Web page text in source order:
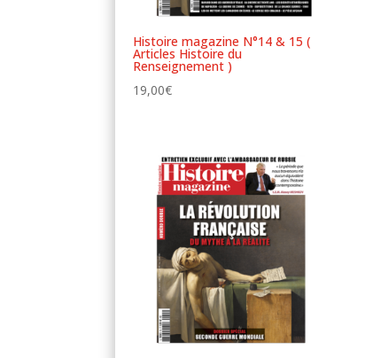
Histoire magazine N°14 & 15 (
Articles Histoire du
Renseignement )
19,00€